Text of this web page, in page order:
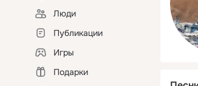
Люди
Публикации
Игры
Подарки